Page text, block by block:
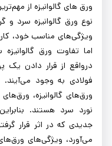
ورق‌ های گالوانیزه از
نوع ورق گالوانیزه سرد
ویژگی‌های مناسب خود،
اما تفاوت ورق
درواقع از قرار دادن
فولادی به وجود می‌آیند.
ورق‌های گالوانیزه،
نورد سرد هستند.
جدیدی که در اثر قرار
می‌آورد، ویژگی‌های